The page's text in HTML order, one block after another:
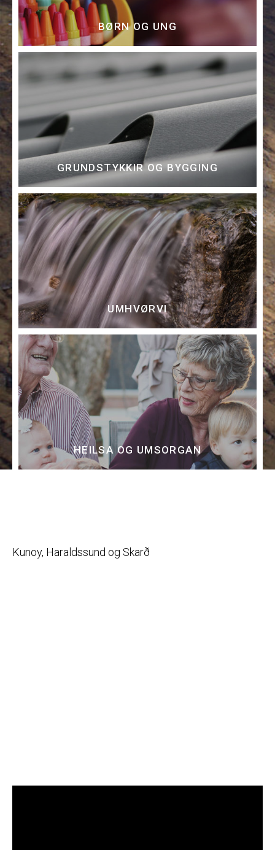
BØRN OG UNG
GRUNDSTYKKIR OG BYGGING
UMHVØRVI
HEILSA OG UMSORGAN
Kunoy, Haraldssund og Skarð